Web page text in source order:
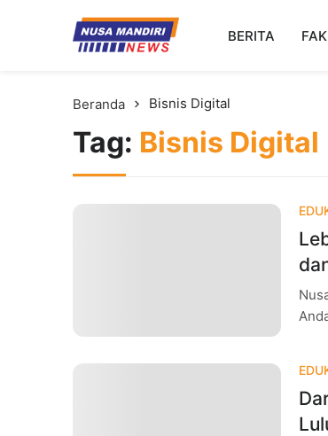
Kampus Digital Bisnis
Universitas Nusa Mandiri
BERITA
Beranda Bisnis Digital
Tag: Bisnis Digital